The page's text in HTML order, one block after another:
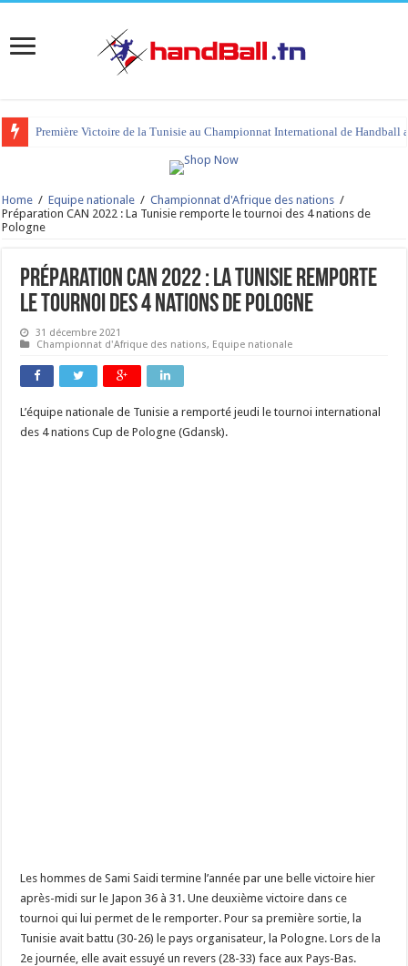
Première Victoire de la Tunisie au Championnat International de Handball
Home / Equipe nationale / Championnat d'Afrique des nations /
Préparation CAN 2022 : La Tunisie remporte le tournoi des 4 nations de
Pologne
Préparation CAN 2022 : La Tunisie remporte
le tournoi des 4 nations de Pologne
31 décembre 2021
Championnat d'Afrique des nations, Equipe nationale
L’équipe nationale de Tunisie a remporté jeudi le tournoi international
des 4 nations Cup de Pologne (Gdansk).
Les hommes de Sami Saidi termine l’année par une belle victoire hier
après-midi sur le Japon 36 à 31. Une deuxième victoire dans ce
tournoi qui lui permet de le remporter. Pour sa première sortie, la
Tunisie avait battu (30-26) le pays organisateur, la Pologne. Lors de la
2e journée, elle avait essuyé un revers (28-33) face aux Pays-Bas.